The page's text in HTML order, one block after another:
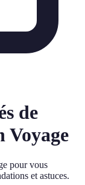
de
Voyage
pour vous
et astuces.